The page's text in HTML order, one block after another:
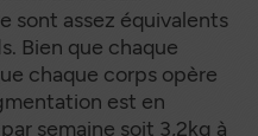
sont assez équivalents
Bien que chaque
chaque corps opère
est en
semaine soit 3,2kg à